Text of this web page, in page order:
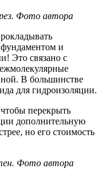
Фото автора
и
Это связано с
В большинстве
для гидроизоляции.
перекрыть
дополнительную
но его стоимость
Фото автора